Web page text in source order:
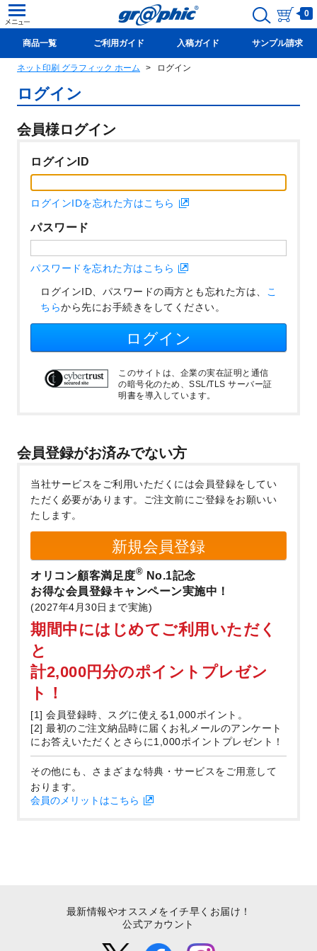
0
商品一覧 ご利用ガイド 入稿ガイド サンプル請求
新規会員登録(無料)
ネット印刷 グラフィック ホーム ログイン
ログイン
会員様ログイン
ログインID
ログインIDを忘れた方はこちら
パスワード
パスワードを忘れた方はこちら
ログインID、パスワードの両方とも忘れた方は、 こ
ちらから先にお手続きをしてください。
ログイン
このサイトは、企業の実在証明と通信
の暗号化のため、SSL/TLS サーバー証
明書を導入しています。
会員登録がお済みでない方
当社サービスをご利用いただくには会員登録をしてい
ただく必要があります。
ご注文前にご登録をお願いい
たします。
新規会員登録
オリコン顧客満足度® No.1記念
お得な会員登録キャンペーン実施中！
(2027年4月30日まで実施)
期間中にはじめてご利用いただく
と
計2,000円分のポイントプレゼン
ト！
[1] 会員登録時、スグに使える1,000ポイント。
[2] 最初のご注文納品時に届くお礼メールのアンケート
にお答えいただくとさらに1,000ポイントプレゼント！
その他にも、さまざまな特典・サービスをご用意して
おります。
会員のメリットはこちら
最新情報やオススメをイチ早くお届け！
公式アカウント